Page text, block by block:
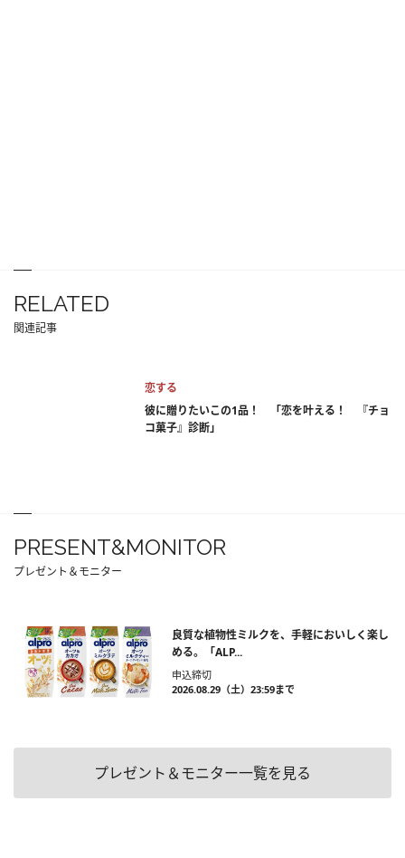
RELATED
関連記事
恋する
彼に贈りたいこの1品！ 「恋を叶える！ 『チョ
コ菓子』診断」
PRESENT&MONITOR
プレゼント＆モニター
良質な植物性ミルクを、手軽においしく楽し
める。「ALP...
申込締切
2026.08.29（土）23:59まで
プレゼント＆モニター一覧を見る